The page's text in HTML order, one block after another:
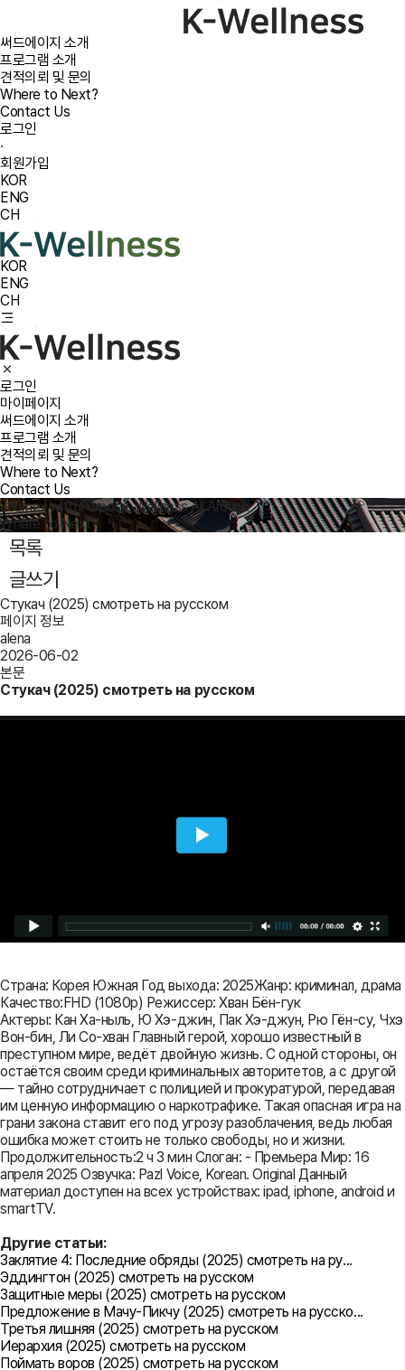
써드에이지 소개
프로그램 소개
견적의뢰 및 문의
Where to Next?
Contact Us
로그인
·
회원가입
KOR
ENG
CH
KOR
ENG
CH
로그인
마이페이지
써드에이지 소개
프로그램 소개
견적의뢰 및 문의
Where to Next?
Contact Us
Journey with Purpose, Wellness All Around
Where to Next?
목록
글쓰기
Стукач (2025) смотреть на русском
페이지 정보
alena
2026-06-02
본문
Стукач (2025) смотреть на русском
Страна: Корея Южная Год выхода: 2025Жанр: криминал, драма
Качество:FHD (1080p) Режиссер: Хван Бён-гук
Актеры: Кан Ха-ныль, Ю Хэ-джин, Пак Хэ-джун, Рю Гён-су, Чхэ
Вон-бин, Ли Со-хван Главный герой, хорошо известный в
преступном мире, ведёт двойную жизнь. С одной стороны, он
остаётся своим среди криминальных авторитетов, а с другой
— тайно сотрудничает с полицией и прокуратурой, передавая
им ценную информацию о наркотрафике. Такая опасная игра на
грани закона ставит его под угрозу разоблачения, ведь любая
ошибка может стоить не только свободы, но и жизни.
Продолжительность:2 ч 3 мин Слоган: - Премьера Мир: 16
апреля 2025 Озвучка: Pazl Voice, Korean. Original Данный
материал доступен на всех устройствах: ipad, iphone, android и
smartTV.
Другие статьи:
Заклятие 4: Последние обряды (2025) смотреть на ру...
Эддингтон (2025) смотреть на русском
Защитные меры (2025) смотреть на русском
Предложение в Мачу-Пикчу (2025) смотреть на русско...
Третья лишняя (2025) смотреть на русском
Иерархия (2025) смотреть на русском
Поймать воров (2025) смотреть на русском